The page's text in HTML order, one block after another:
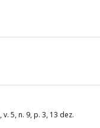
, v. 5, n. 9, p. 3, 13 dez.